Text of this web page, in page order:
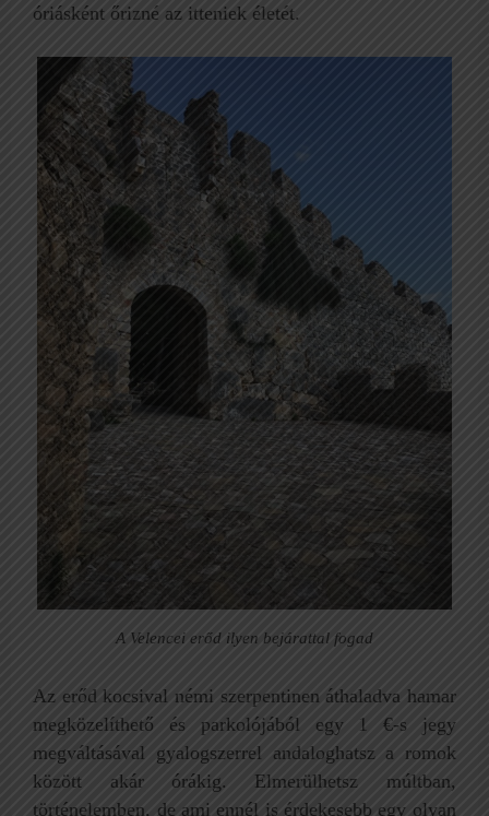
óriásként őrizné az itteniek életét.
A Velencei erőd ilyen bejárattal fogad
Az erőd kocsival némi szerpentinen áthaladva hamar
megközelíthető és parkolójából egy 1 €-s jegy
megváltásával gyalogszerrel andaloghatsz a romok
között akár órákig. Elmerülhetsz múltban,
történelemben, de ami ennél is érdekesebb egy olyan